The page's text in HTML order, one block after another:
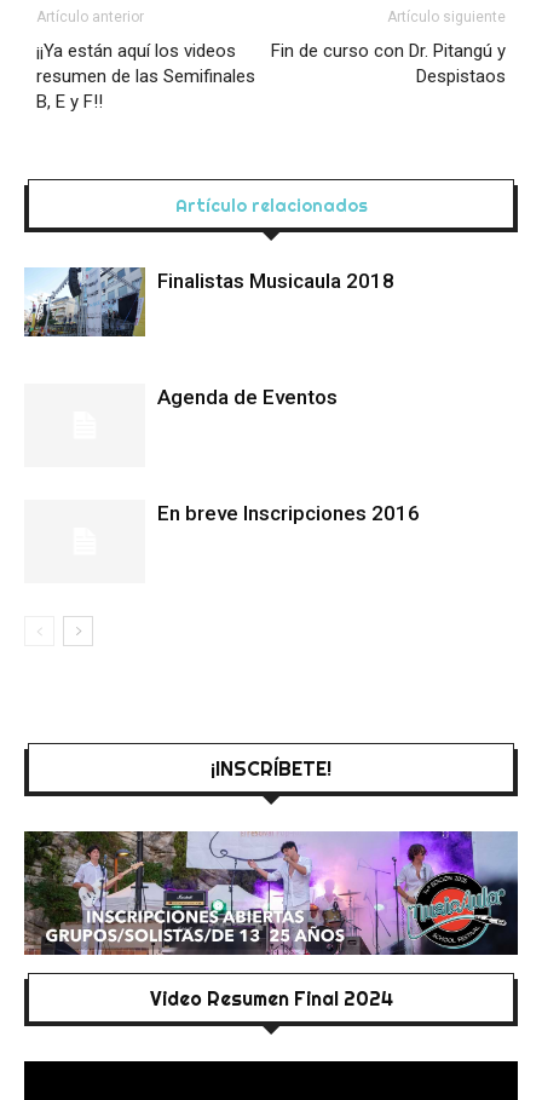
Artículo anterior
¡¡Ya están aquí los videos
resumen de las Semifinales
B, E y F!!
Artículo siguiente
Fin de curso con Dr. Pitangú y
Despistaos
Artículo relacionados
Finalistas Musicaula 2018
Agenda de Eventos
En breve Inscripciones 2016
¡INSCRÍBETE!
Video Resumen Final 2024